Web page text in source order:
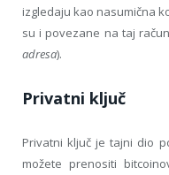
izgledaju kao nasumična
su i povezane na taj
adresa).
Privatni ključ
Privatni ključ je tajni dio
možete prenositi